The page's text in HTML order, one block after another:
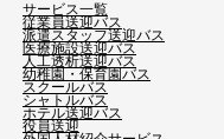
サービス一覧
従業員送迎バス
派遣スタッフ送迎バス
医療施設送迎バス
人工透析送迎バス
幼稚園・保育園バス
スクールバス
シャトルバス
ホテル送迎バス
役員送迎